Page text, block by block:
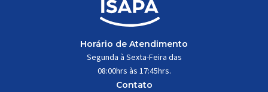
Horário de Atendimento
Segunda à Sexta-Feira das
08:00hrs às 17:45hrs.
Contato